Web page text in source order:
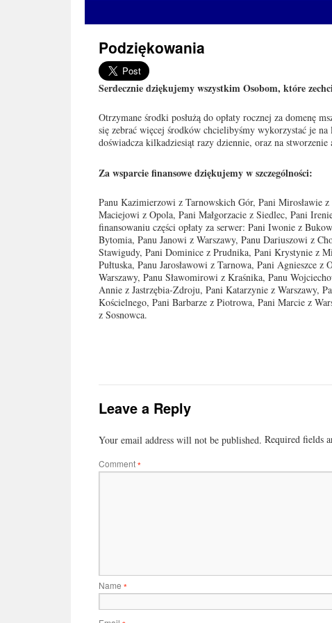
Podziękowania
Serdecznie dziękujemy wszystkim Osobom, które
Otrzymane środki posłużą do opłaty rocznej za domenę
się zebrać więcej środków chcielibyśmy wykorzystać je
doświadcza kilkadziesiąt razy dziennie, oraz na
Za wsparcie finansowe dziękujemy w szczególności:
Panu Kazimierzowi z Tarnowskich Gór, Pani Mirosławie
Maciejowi z Opola, Pani Małgorzacie z Siedlec, Pani
finansowaniu części opłaty za serwer: Pani Iwonie z
Bytomia, Panu Janowi z Warszawy, Panu Dariuszowi z
Stawigudy, Pani Dominice z Prudnika, Pani Krystynie z
Pułtuska, Panu Jarosławowi z Tarnowa, Pani Agnieszce
Warszawy, Panu Sławomirowi z Kraśnika, Panu
Annie z Jastrzębia-Zdroju, Pani Katarzynie z Warszawy,
Kościelnego, Pani Barbarze z Piotrowa, Pani Marcie z
z Sosnowca.
Leave a Reply
Your email address will not be published. Required fields
Comment*
Name *